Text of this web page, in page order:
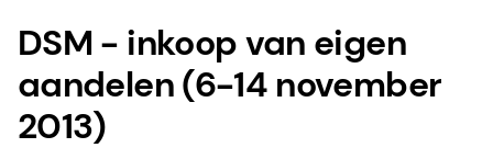
DSM - inkoop van eigen
aandelen (6-14 november
2013)